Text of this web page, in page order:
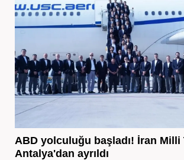
ABD yolculuğu başladı! İran Milli
Antalya'dan ayrıldı